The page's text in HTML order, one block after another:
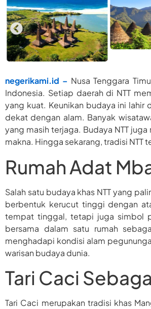
negerikami.id – Nusa Tenggara
Indonesia. Setiap daerah di NTT
yang kuat. Keunikan budaya ini lahir
dekat dengan alam. Banyak
yang masih terjaga. Budaya NTT
makna. Hingga sekarang, tradisi
Rumah Adat
Salah satu budaya khas NTT yang
berbentuk kerucut tinggi dengan
tempat tinggal, tetapi juga simbol
bersama dalam satu rumah
menghadapi kondisi alam
warisan budaya dunia.
Tari Caci
Tari Caci merupakan tradisi khas